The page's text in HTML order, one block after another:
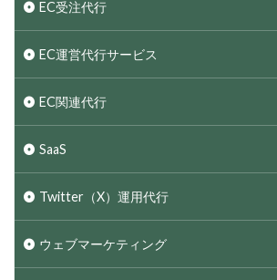
EC受注代行
EC運営代行サービス
EC関連代行
SaaS
Twitter（X）運用代行
ウェブマーケティング